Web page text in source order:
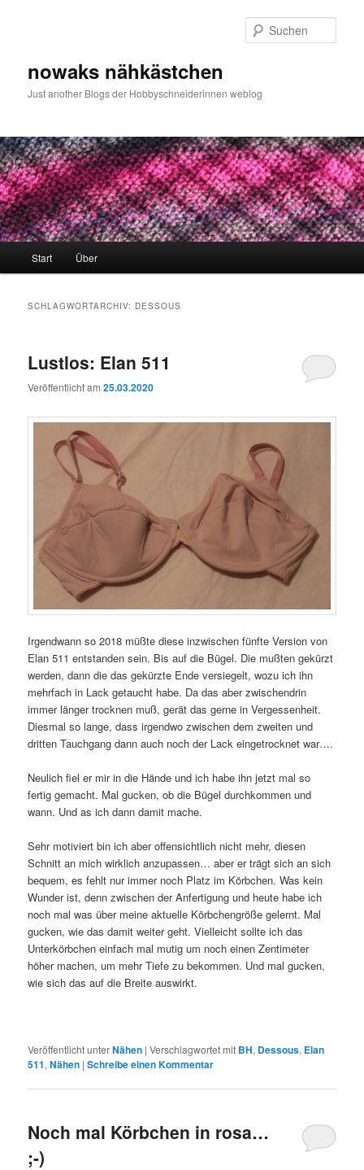
nowaks nähkästchen
Just another Blogs der Hobbyschneiderinnen weblog
Start Über
SCHLAGWORTARCHIV: DESSOUS
Lustlos: Elan 511
Veröffentlicht am25.03.2020
Irgendwann so 2018 müßte diese inzwischen fünfte Version von
Elan 511 entstanden sein. Bis auf die Bügel. Die mußten gekürzt
werden, dann die das gekürzte Ende versiegelt, wozu ich ihn
mehrfach in Lack getaucht habe. Da das aber zwischendrin
immer länger trocknen muß, gerät das gerne in Vergessenheit.
Diesmal so lange, dass irgendwo zwischen dem zweiten und
dritten Tauchgang dann auch noch der Lack eingetrocknet war….
Neulich fiel er mir in die Hände und ich habe ihn jetzt mal so
fertig gemacht. Mal gucken, ob die Bügel durchkommen und
wann. Und as ich dann damit mache.
Sehr motiviert bin ich aber offensichtlich nicht mehr, diesen
Schnitt an mich wirklich anzupassen… aber er trägt sich an sich
bequem, es fehlt nur immer noch Platz im Körbchen. Was kein
Wunder ist, denn zwischen der Anfertigung und heute habe ich
noch mal was über meine aktuelle Körbchengröße gelernt. Mal
gucken, wie das damit weiter geht. Vielleicht sollte ich das
Unterkörbchen einfach mal mutig um noch einen Zentimeter
höher machen, um mehr Tiefe zu bekommen. Und mal gucken,
wie sich das auf die Breite auswirkt.
Veröffentlicht unterNähen |Verschlagwortet mit BH, Dessous, Elan
511,Nähen |Schreibe einen Kommentar
Noch mal Körbchen in rosa…
;-)